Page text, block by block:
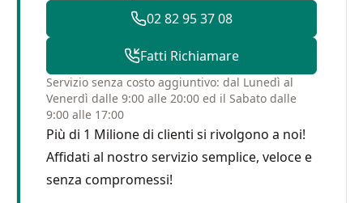
02 82 95 37 08
Fatti Richiamare
Servizio senza costo aggiuntivo: dal Lunedì al
Venerdì dalle 9:00 alle 20:00 ed il Sabato dalle
9:00 alle 17:00
Più di 1 Milione di clienti si rivolgono a noi!
Affidati al nostro servizio semplice, veloce e
senza compromessi!